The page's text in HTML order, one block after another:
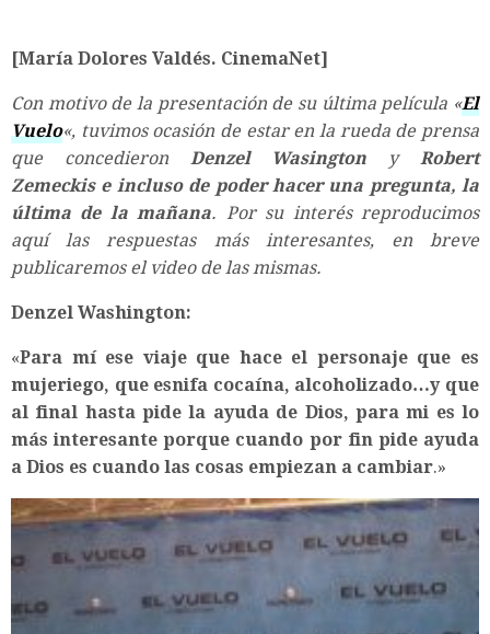
[María Dolores Valdés. CinemaNet]
Con motivo de la presentación de su última película «El
Vuelo«, tuvimos ocasión de estar en la rueda de prensa
que concedieron Denzel Wasington yRobert
Zemeckis e incluso de poder hacer una pregunta, la
última de la mañana. Por su interés reproducimos
aquí las respuestas más interesantes, en breve
publicaremos el video de las mismas.
Denzel Washington:
«Para mí ese viaje que hace el personaje que es
mujeriego, que esnifa cocaína, alcoholizado…y que
al final hasta pide la ayuda de Dios, para mi es lo
más interesante porque cuando por fin pide ayuda
a Dios es cuando las cosas empiezan a cambiar.»